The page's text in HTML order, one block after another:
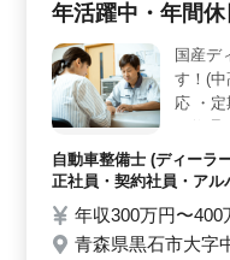
ちの方も歓迎です。安
年間休日105日以上で
可能です。週5〜6日の
なめです。福利厚生も
が整っています。
年活躍中・年間
国産デ
す！(
応 ・
歓迎
術者活
自動車整備士 (ディーラ
正社員・契約社員・ア
年収300万円〜
青森県黒石市大字